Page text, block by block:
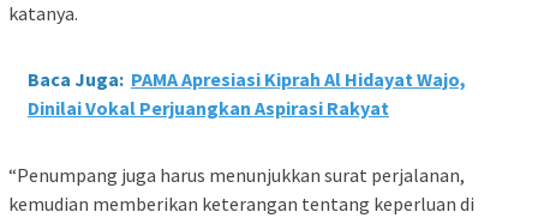
katanya.
Baca Juga: PAMA Apresiasi Kiprah Al Hidayat Wajo,
Dinilai Vokal Perjuangkan Aspirasi Rakyat
“Penumpang juga harus menunjukkan surat perjalanan,
kemudian memberikan keterangan tentang keperluan di